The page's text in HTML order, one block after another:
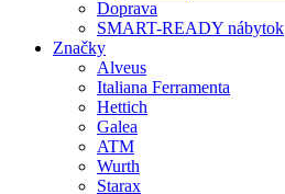
Doprava
SMART-READY nábytok
Značky
Alveus
Italiana Ferramenta
Hettich
Galea
ATM
Wurth
Starax